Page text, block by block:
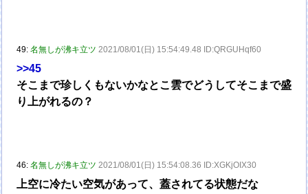
49:名無しが沸キ立ツ 2021/08/01(日) 15:54:49.48 ID:QRGUHqf60
>>45
そこまで珍しくもないかなとこ雲でどうしてそこまで盛
り上がれるの？
46:名無しが沸キ立ツ 2021/08/01(日) 15:54:08.36 ID:XGKjOIX30
上空に冷たい空気があって、蓋されてる状態だな